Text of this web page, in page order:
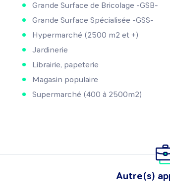
Grande Surface de Bricolage -GSB-
Grande Surface Spécialisée -GSS-
Hypermarché (2500 m2 et +)
Jardinerie
Librairie, papeterie
Magasin populaire
Supermarché (400 à 2500m2)
Autre(s)